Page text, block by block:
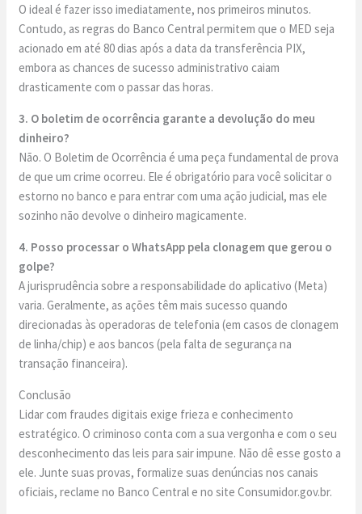
O ideal é fazer isso imediatamente, nos primeiros minutos.
Contudo, as regras do Banco Central permitem que o MED seja
acionado em até 80 dias após a data da transferência PIX,
embora as chances de sucesso administrativo caiam
drasticamente com o passar das horas.
3. O boletim de ocorrência garante a devolução do meu
dinheiro?
Não. O Boletim de Ocorrência é uma peça fundamental de prova
de que um crime ocorreu. Ele é obrigatório para você solicitar o
estorno no banco e para entrar com uma ação judicial, mas ele
sozinho não devolve o dinheiro magicamente.
4. Posso processar o WhatsApp pela clonagem que gerou o
golpe?
A jurisprudência sobre a responsabilidade do aplicativo (Meta)
varia. Geralmente, as ações têm mais sucesso quando
direcionadas às operadoras de telefonia (em casos de clonagem
de linha/chip) e aos bancos (pela falta de segurança na
transação financeira).
Conclusão
Lidar com fraudes digitais exige frieza e conhecimento
estratégico. O criminoso conta com a sua vergonha e com o seu
desconhecimento das leis para sair impune. Não dê esse gosto a
ele. Junte suas provas, formalize suas denúncias nos canais
oficiais, reclame no Banco Central e no site Consumidor.gov.br.